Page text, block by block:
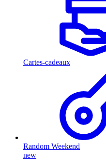
Cartes-cadeaux
Random Weekend
new